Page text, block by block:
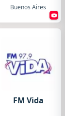
Buenos Aires
FM Vida